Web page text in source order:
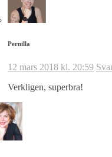
Pernilla
12 mars 2018 kl. 20:59
Verkligen, superbra!